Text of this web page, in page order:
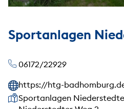
Sportanlagen
06172/22929
https://htg-
Unsere Anschrift
Sportanlagen